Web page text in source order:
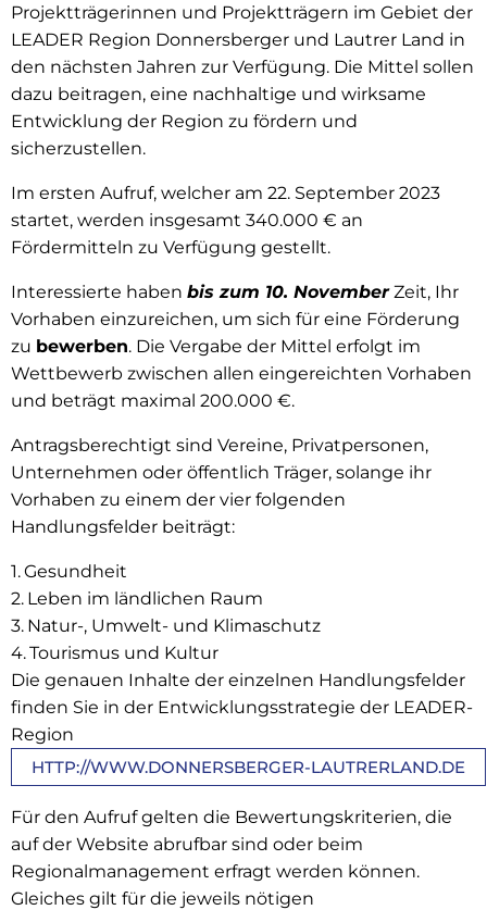
Projektträgerinnen und Projektträgern im Gebiet der
LEADER Region Donnersberger und Lautrer Land in
den nächsten Jahren zur Verfügung. Die Mittel sollen
dazu beitragen, eine nachhaltige und wirksame
Entwicklung der Region zu fördern und
sicherzustellen.
Im ersten Aufruf, welcher am 22. September 2023
startet, werden insgesamt 340.000 € an
Fördermitteln zu Verfügung gestellt.
Interessierte haben bis zum 10. NovemberZeit, Ihr
Vorhaben einzureichen, um sich für eine Förderung
zu bewerben. Die Vergabe der Mittel erfolgt im
Wettbewerb zwischen allen eingereichten Vorhaben
und beträgt maximal 200.000 €.
Antragsberechtigt sind Vereine, Privatpersonen,
Unternehmen oder öffentlich Träger, solange ihr
Vorhaben zu einem der vier folgenden
Handlungsfelder beiträgt:
Gesundheit
Leben im ländlichen Raum
Natur-, Umwelt- und Klimaschutz
Tourismus und Kultur
Die genauen Inhalte der einzelnen Handlungsfelder
finden Sie in der Entwicklungsstrategie der LEADER-
Region
HTTP://WWW.DONNERSBERGER-LAUTRERLAND.DE
Für den Aufruf gelten die Bewertungskriterien, die
auf der Website abrufbar sind oder beim
Regionalmanagement erfragt werden können.
Gleiches gilt für die jeweils nötigen